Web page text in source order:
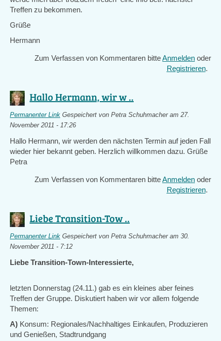
Treffen zu bekommen.
Grüße
Hermann
Zum Verfassen von Kommentaren bitteAnmelden oder
Registrieren.
Hallo Hermann, wir w ..
Permanenter Link Gespeichert von Petra Schuhmacheram 27.
November 2011 - 17:26
Hallo Hermann, wir werden den nächsten Termin auf jeden Fall
wieder hier bekannt geben. Herzlich willkommen dazu. Grüße
Petra
Zum Verfassen von Kommentaren bitteAnmelden oder
Registrieren.
Liebe Transition-Tow ..
Permanenter Link Gespeichert von Petra Schuhmacheram 30.
November 2011 - 7:12
Liebe Transition-Town-Interessierte,
letzten Donnerstag (24.11.) gab es ein kleines aber feines
Treffen der Gruppe. Diskutiert haben wir vor allem folgende
Themen:
A) Konsum: Regionales/Nachhaltiges Einkaufen, Produzieren
und Genießen, Stadtrundgang